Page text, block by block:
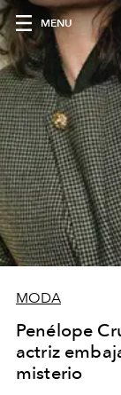
MENU
MODA
Penélope
actriz
misterio